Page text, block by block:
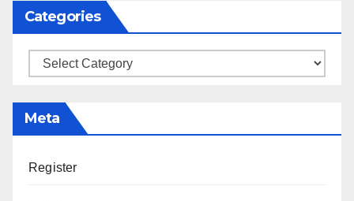
Categories
Categories
Meta
Register